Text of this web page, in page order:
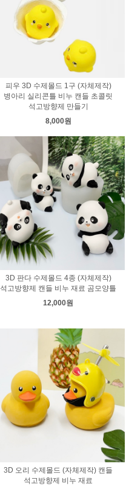
피우 3D 수제몰드 1구 (자체제작)
병아리 실리콘틀 비누 캔들 초콜릿
석고방향제 만들기
8,000원
3D 판다 수제몰드 4종 (자체제작)
석고방향제 캔들 비누 재료 곰모양틀
12,000원
3D 오리 수제몰드 (자체제작) 캔들
석고방향제 비누 재료